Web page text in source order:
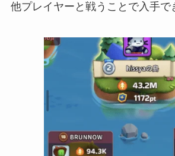
他プレイヤーと戦うことで入手で